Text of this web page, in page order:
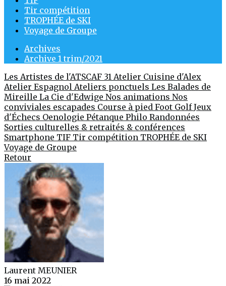
Tir compétition
TROPHÉE de SKI
Voyage de Groupe
Archives
Archive 1 trim/2021
Les Artistes de l'ATSCAF 31 Atelier Cuisine d'Alex
Atelier Espagnol Ateliers ponctuels Les Balades de
Mireille La Cie d'Edwige Nos animations Nos
conviviales escapades Course à pied Foot GolfJeux
d'Échecs Oenologie Pétanque Philo Randonnées
Sorties culturelles & retraités & conférences
Smartphone TIF Tir compétition TROPHÉE de SKI
Voyage de Groupe
Retour
Laurent MEUNIER
16 mai 2022